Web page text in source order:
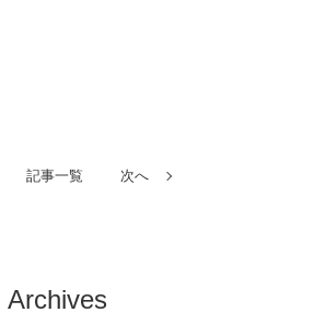
記事一覧 次へ
Archives